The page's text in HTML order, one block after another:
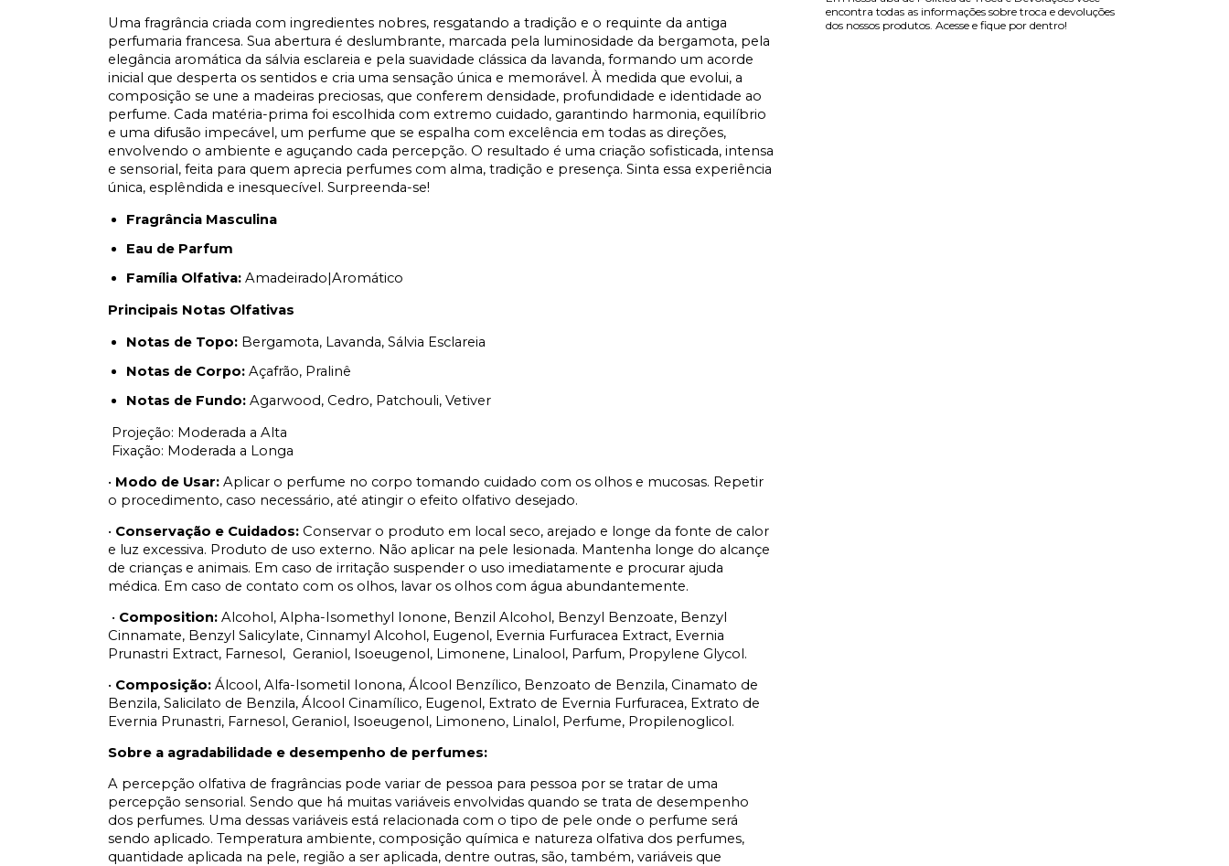
Uma fragrância criada com ingredientes nobres, resgatando a tradição e o requinte da antiga
perfumaria francesa. Sua abertura é deslumbrante, marcada pela luminosidade da bergamota, pela
elegância aromática da sálvia esclareia e pela suavidade clássica da lavanda, formando um acorde
inicial que desperta os sentidos e cria uma sensação única e memorável. À medida que evolui, a
composição se une a madeiras preciosas, que conferem densidade, profundidade e identidade ao
perfume. Cada matéria-prima foi escolhida com extremo cuidado, garantindo harmonia, equilíbrio
e uma difusão impecável, um perfume que se espalha com excelência em todas as direções,
envolvendo o ambiente e aguçando cada percepção. O resultado é uma criação sofisticada, intensa
e sensorial, feita para quem aprecia perfumes com alma, tradição e presença. Sinta essa experiência
única, esplêndida e inesquecível. Surpreenda-se!
Fragrância Masculina
Eau de Parfum
Família Olfativa: Amadeirado|Aromático
Principais Notas Olfativas
Notas de Topo: Bergamota, Lavanda, Sálvia Esclareia
Notas de Corpo: Açafrão, Pralinê
Notas de Fundo: Agarwood, Cedro, Patchouli, Vetiver
Projeção: Moderada a Alta
Fixação: Moderada a Longa
• Modo de Usar: Aplicar o perfume no corpo tomando cuidado com os olhos e mucosas. Repetir
o procedimento, caso necessário, até atingir o efeito olfativo desejado.
• Conservação e Cuidados: Conservar o produto em local seco, arejado e longe da fonte de calor
e luz excessiva. Produto de uso externo. Não aplicar na pele lesionada. Mantenha longe do alcançe
de crianças e animais. Em caso de irritação suspender o uso imediatamente e procurar ajuda
médica. Em caso de contato com os olhos, lavar os olhos com água abundantemente.
• Composition: Alcohol, Alpha-Isomethyl Ionone, Benzil Alcohol, Benzyl Benzoate, Benzyl
Cinnamate, Benzyl Salicylate, Cinnamyl Alcohol, Eugenol, Evernia Furfuracea Extract, Evernia
Prunastri Extract, Farnesol, Geraniol, Isoeugenol, Limonene, Linalool, Parfum, Propylene Glycol.
• Composição: Álcool, Alfa-Isometil Ionona, Álcool Benzílico, Benzoato de Benzila, Cinamato de
Benzila, Salicilato de Benzila, Álcool Cinamílico, Eugenol, Extrato de Evernia Furfuracea, Extrato de
Evernia Prunastri, Farnesol, Geraniol, Isoeugenol, Limoneno, Linalol, Perfume, Propilenoglicol.
Sobre a agradabilidade e desempenho de perfumes:
A percepção olfativa de fragrâncias pode variar de pessoa para pessoa por se tratar de uma
percepção sensorial. Sendo que há muitas variáveis envolvidas quando se trata de desempenho
dos perfumes. Uma dessas variáveis está relacionada com o tipo de pele onde o perfume será
sendo aplicado. Temperatura ambiente, composição química e natureza olfativa dos perfumes,
quantidade aplicada na pele, região a ser aplicada, dentre outras, são, também, variáveis que
encontra todas as informações sobre troca e devoluções
dos nossos produtos. Acesse e fique por dentro!